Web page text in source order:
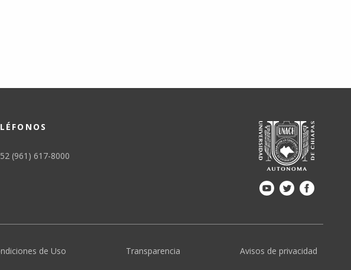
(961) 617-8000
de Uso Transparencia Avisos de privacidad